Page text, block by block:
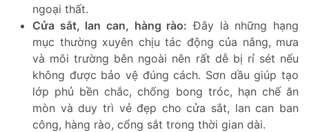
ngoại thất.
Cửa sắt, lan can, hàng rào: Đây là những hạng
mục thường xuyên chịu tác động của nắng, mưa
và môi trường bên ngoài nên rất dễ bị rỉ sét nếu
không được bảo vệ đúng cách. Sơn dầu giúp tạo
lớp phủ bền chắc, chống bong tróc, hạn chế ăn
mòn và duy trì vẻ đẹp cho cửa sắt, lan can ban
công, hàng rào, cổng sắt trong thời gian dài.